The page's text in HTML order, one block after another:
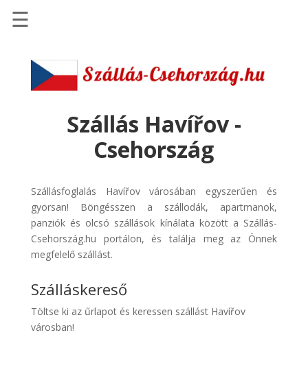
Szállások
Szállásinfo.eu
pénzvisszatérítéssel
Discover
Cars
Transzfer
Kiwi
Taxi
☰
Szállás Havířov -
Csehország
Szállásfoglalás Havířov városában egyszerűen és
gyorsan! Böngésszen a szállodák, apartmanok,
panziók és olcsó szállások kínálata között a Szállás-
Csehország.hu portálon, és találja meg az Önnek
megfelelő szállást.
Szálláskereső
Töltse ki az űrlapot és keressen szállást Havířov
városban!